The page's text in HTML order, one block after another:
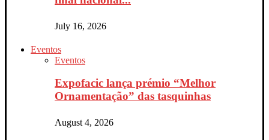
July 16, 2026
Eventos
Eventos
Expofacic lança prémio “Melhor
Ornamentação” das tasquinhas
August 4, 2026